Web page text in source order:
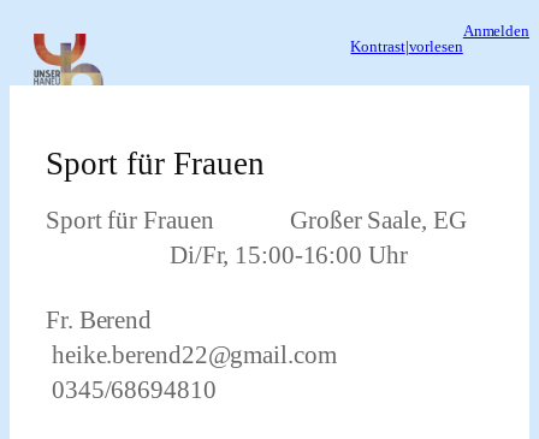
Inhalt
springen
Kontrast| vorlesen
Anmelden
Sport für Frauen
Sport für Frauen Großer Saale, EG
Di/Fr, 15:00-16:00 Uhr
Fr. Berend
heike.berend22@gmail.com
0345/68694810